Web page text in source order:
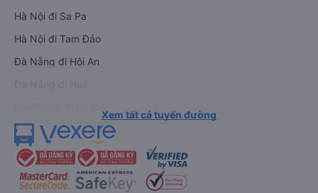
Hà Nội đi Sa Pa
Hà Nội đi Tam Đảo
Đà Nẵng đi Hội An
Xem tất cả tuyến đường